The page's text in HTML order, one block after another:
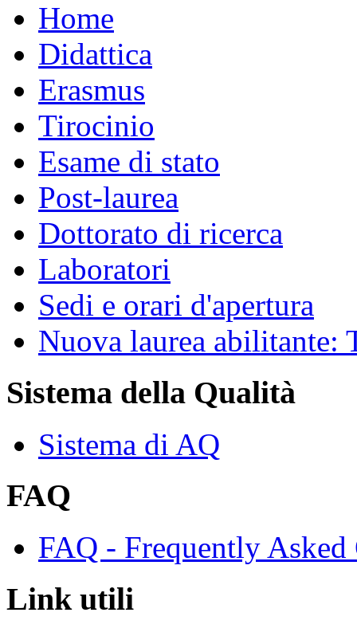
Home
Didattica
Erasmus
Tirocinio
Esame di stato
Post-laurea
Dottorato di ricerca
Laboratori
Sedi e orari d'apertura
Nuova laurea abilitante:
Sistema della Qualità
Sistema di AQ
FAQ
FAQ - Frequently Asked
Link utili